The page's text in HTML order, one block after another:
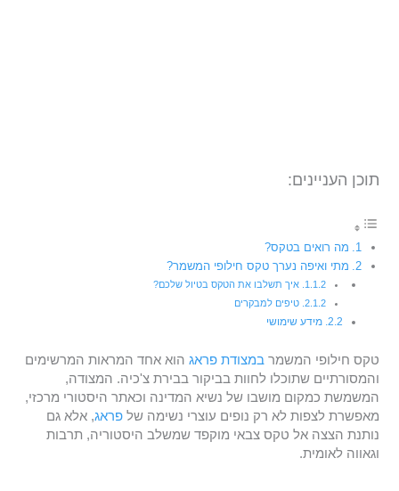
תוכן העניינים:
מה רואים בטקס?
מתי ואיפה נערך טקס חילופי המשמר?
איך תשלבו את הטקס בטיול שלכם?
טיפים למבקרים
מידע שימושי
טקס חילופי המשמר במצודת פראג הוא אחד המראות המרשימים
והמסורתיים שתוכלו לחוות בביקור בבירת צ'כיה. המצודה,
המשמשת כמקום מושבו של נשיא המדינה וכאתר היסטורי מרכזי,
מאפשרת לצפות לא רק נופים עוצרי נשימה שלפראג, אלא גם
נותנת הצצה אל טקס צבאי מוקפד שמשלב היסטוריה, תרבות
וגאווה לאומית.